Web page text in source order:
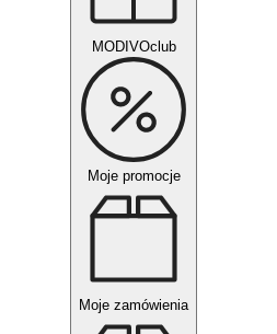
MODIVOclub
Moje promocje
Moje zamówienia